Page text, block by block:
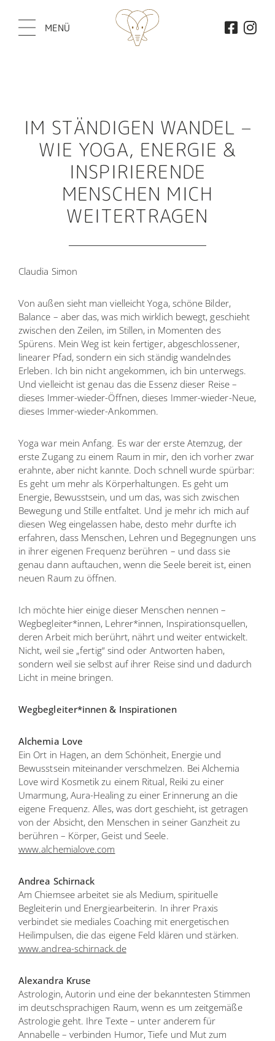
MENÜ
IM STÄNDIGEN WANDEL –
WIE YOGA, ENERGIE &
INSPIRIERENDE
MENSCHEN MICH
WEITERTRAGEN
Claudia Simon
Von außen sieht man vielleicht Yoga, schöne Bilder,
Balance – aber das, was mich wirklich bewegt, geschieht
zwischen den Zeilen, im Stillen, in Momenten des
Spürens. Mein Weg ist kein fertiger, abgeschlossener,
linearer Pfad, sondern ein sich ständig wandelndes
Erleben. Ich bin nicht angekommen, ich bin unterwegs.
Und vielleicht ist genau das die Essenz dieser Reise –
dieses Immer-wieder-Öffnen, dieses Immer-wieder-Neue,
dieses Immer-wieder-Ankommen.
Yoga war mein Anfang. Es war der erste Atemzug, der
erste Zugang zu einem Raum in mir, den ich vorher zwar
erahnte, aber nicht kannte. Doch schnell wurde spürbar:
Es geht um mehr als Körperhaltungen. Es geht um
Energie, Bewusstsein, und um das, was sich zwischen
Bewegung und Stille entfaltet. Und je mehr ich mich auf
diesen Weg eingelassen habe, desto mehr durfte ich
erfahren, dass Menschen, Lehren und Begegnungen uns
in ihrer eigenen Frequenz berühren – und dass sie
genau dann auftauchen, wenn die Seele bereit ist, einen
neuen Raum zu öffnen.
Ich möchte hier einige dieser Menschen nennen –
Wegbegleiter*innen, Lehrer*innen, Inspirationsquellen,
deren Arbeit mich berührt, nährt und weiter entwickelt.
Nicht, weil sie „fertig“ sind oder Antworten haben,
sondern weil sie selbst auf ihrer Reise sind und dadurch
Licht in meine bringen.
Wegbegleiter*innen & Inspirationen
Alchemia Love
Ein Ort in Hagen, an dem Schönheit, Energie und
Bewusstsein miteinander verschmelzen. Bei Alchemia
Love wird Kosmetik zu einem Ritual, Reiki zu einer
Umarmung, Aura-Healing zu einer Erinnerung an die
eigene Frequenz. Alles, was dort geschieht, ist getragen
von der Absicht, den Menschen in seiner Ganzheit zu
berühren – Körper, Geist und Seele.
www.alchemialove.com
Andrea Schirnack
Am Chiemsee arbeitet sie als Medium, spirituelle
Begleiterin und Energiearbeiterin. In ihrer Praxis
verbindet sie mediales Coaching mit energetischen
Heilimpulsen, die das eigene Feld klären und stärken.
www.andrea-schirnack.de
Alexandra Kruse
Astrologin, Autorin und eine der bekanntesten Stimmen
im deutschsprachigen Raum, wenn es um zeitgemäße
Astrologie geht. Ihre Texte – unter anderem für
Annabelle – verbinden Humor, Tiefe und Mut zum